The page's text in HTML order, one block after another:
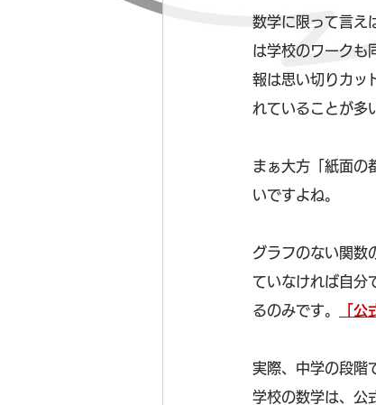
数学に限って言え
は学校のワークも
報は思い切りカッ
れていることが多
まぁ大方「紙面の
いですよね。
グラフのない関数
ていなければ自分
るのみです。
「
実際、中学の段階
学校の数学は、公